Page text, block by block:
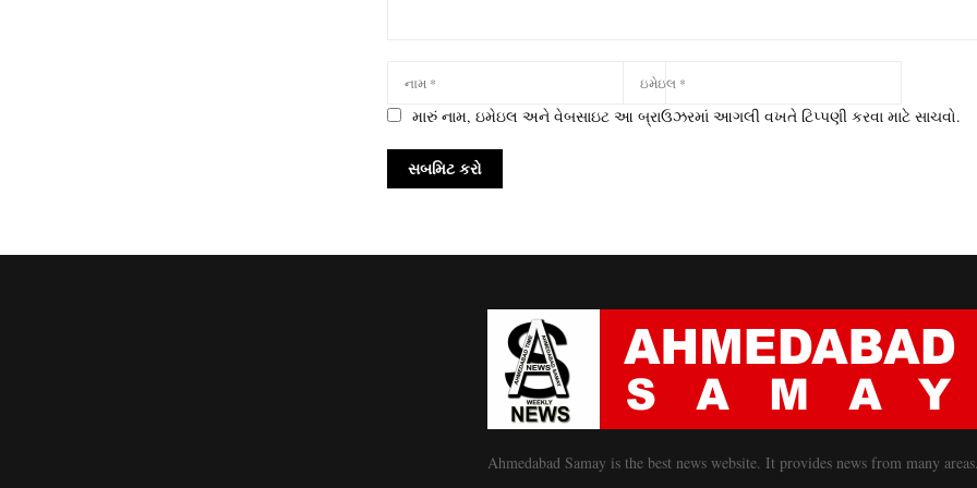
મારું નામ, ઇમેઇલ અને વેબસાઇટ આ બ્રાઉઝરમાં આગલી વખતે ટિપ્પણી કરવા માટે સાચવો.
Ahmedabad Samay is the best news website. It provides news from many